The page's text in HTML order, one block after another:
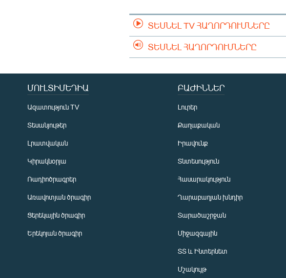
ՏԵՍՆԵԼ TV ՀԱՂՈՐԴՈՒՄՆԵՐԸ
ՏԵՍՆԵԼ ՀԱՂՈՐԴՈՒՄՆԵՐԸ
ՄՈՒԼՏԻՄԵԴԻԱ
Ազատություն TV
Տեսանյութեր
Լրատվական
Կիրակնօրյա
Ռադիոծրագրեր
Առավոտյան ծրագիր
Ցերեկային ծրագիր
Երեկոյան ծրագիր
ԲԱԺԻՆՆԵՐ
Լուրեր
Քաղաքական
Իրավունք
Տնտեսություն
Հասարակություն
Ղարաբաղյան խնդիր
Տարածաշրջան
Միջազգային
ՏՏ և Ինտերնետ
Մշակույթ